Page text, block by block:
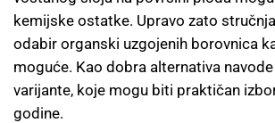
kemijske ostatke. Upravo zato
odabir organski uzgojenih borovnica
moguće. Kao dobra alternativa
varijante, koje mogu biti praktičan
godine.